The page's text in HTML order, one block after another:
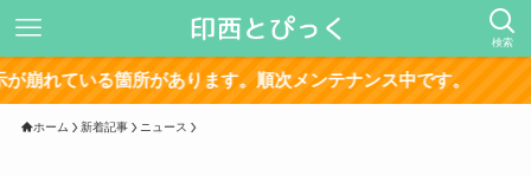
検索
があります。順次メンテナンス中です。
ホーム 新着記事 ニュース